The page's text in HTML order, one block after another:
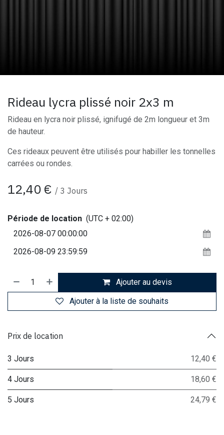
Rideau lycra plissé noir 2x3 m
Rideau en lycra noir plissé, ignifugé de 2m longueur et 3m
de hauteur.
Ces rideaux peuvent être utilisés pour habiller les tonnelles
carrées ou rondes.
12,40 € / 3 Jours
Période de location (UTC + 02:00)
Ajouter au devis
Ajouter à la liste de souhaits
Prix de location
3 Jours 12,40 €
4 Jours 18,60 €
5 Jours 24,79 €